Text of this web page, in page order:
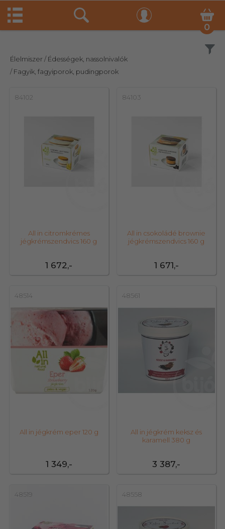
0
Élelmiszer/ Édességek, nassolnivalók
/ Fagyik, fagyiporok, pudingporok
84102
1 672,-
All in citromkrémes
jégkrémszendvics 160 g
84103
1 671,-
All in csokoládé brownie
jégkrémszendvics 160 g
48514
1 349,-
All in jégkrém eper 120 g
48561
3 387,-
All in jégkrém keksz és
karamell 380 g
48519 48558